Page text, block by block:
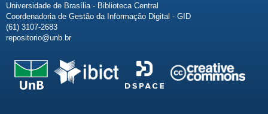
Universidade de Brasília - Biblioteca Central
Coordenadoria de Gestão da Informação Digital - GID
(61) 3107-2683
repositorio@unb.br